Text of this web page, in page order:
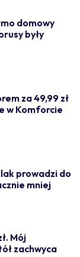
domowy
były
za 49,99 zł
w Komforcie
prowadzi do
mniej
Mój
zachwyca